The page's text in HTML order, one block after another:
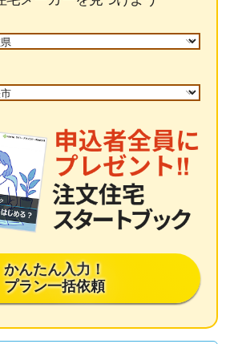
かんたん入力！
プラン一括依頼